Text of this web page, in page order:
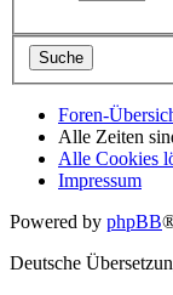
Foren-
Alle Zeiten
Alle Cookies
Impressum
Powered by phpBB
Deutsche